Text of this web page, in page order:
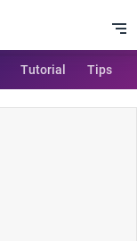
Tutorial Tips